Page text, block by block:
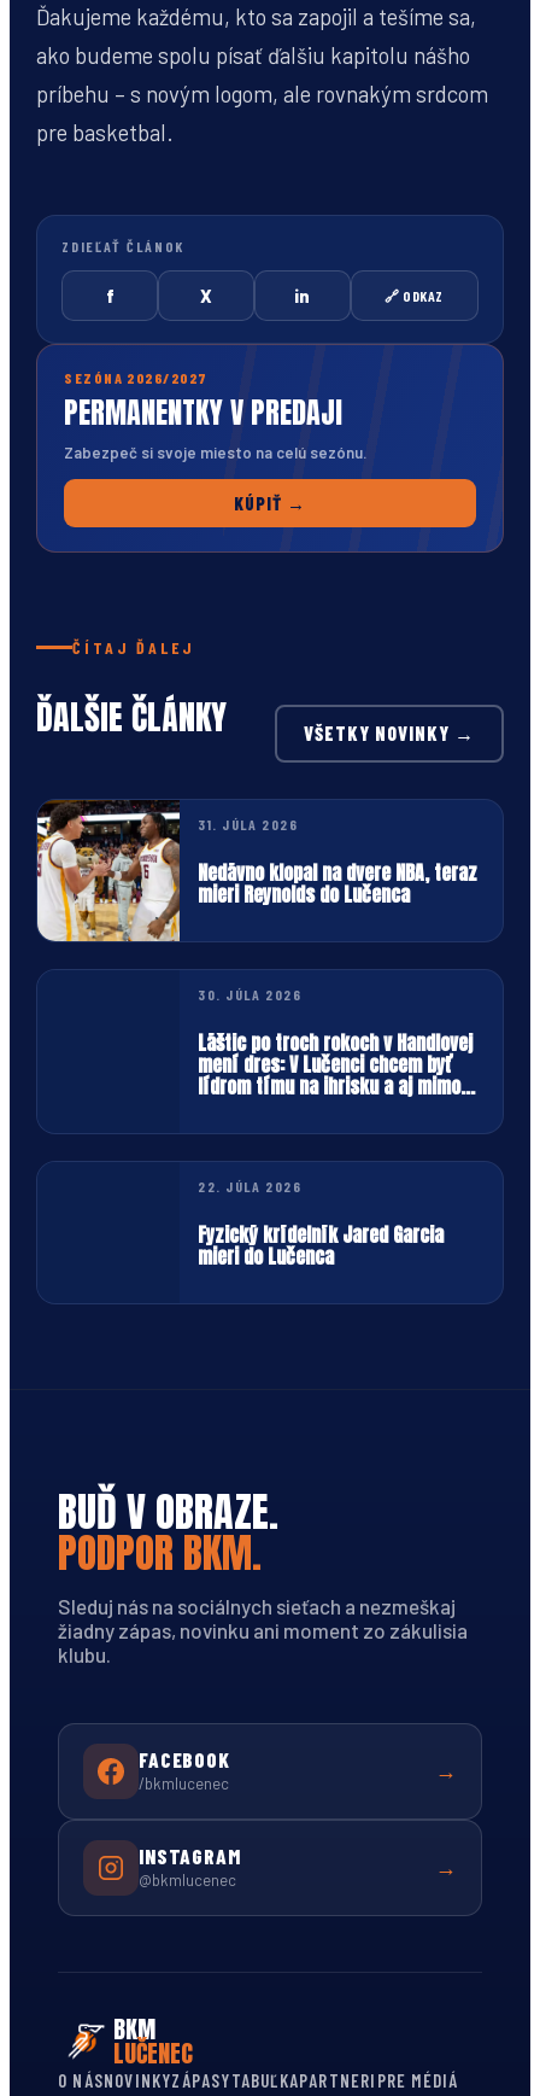
Ďakujeme každému, kto sa zapojil a tešíme sa,
ako budeme spolu písať ďalšiu kapitolu nášho
príbehu – s novým logom, ale rovnakým srdcom
pre basketbal.
ZDIEĽAŤ ČLÁNOK
f X in 🔗 ODKAZ
SEZÓNA 2026/2027
PERMANENTKY V PREDAJI
Zabezpeč si svoje miesto na celú sezónu.
KÚPIŤ →
ČÍTAJ ĎALEJ
ĎALŠIE ČLÁNKY VŠETKY NOVINKY →
31. JÚLA 2026
Nedávno klopal na dvere NBA, teraz
mieri Reynolds do Lučenca
30. JÚLA 2026
Láštic po troch rokoch v Handlovej
mení dres: V Lučenci chcem byť
lídrom tímu na ihrisku a aj mimo
22. JÚLA 2026
Fyzický krídelník Jared Garcia
mieri do Lučenca
BUĎ V OBRAZE.
PODPOR BKM.
Sleduj nás na sociálnych sieťach a nezmeškaj
žiadny zápas, novinku ani moment zo zákulisia
klubu.
FACEBOOK
/bkmlucenec →
INSTAGRAM
@bkmlucenec →
BKM
LUČENEC
O NÁSNOVINKYZÁPASYTABUĽKAPARTNERI PRE MÉDIÁ